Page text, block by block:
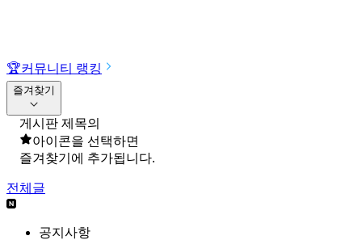
🏆커뮤니티 랭킹
즐겨찾기
게시판 제목의
아이콘을 선택하면
즐겨찾기에 추가됩니다.
전체글
공지사항